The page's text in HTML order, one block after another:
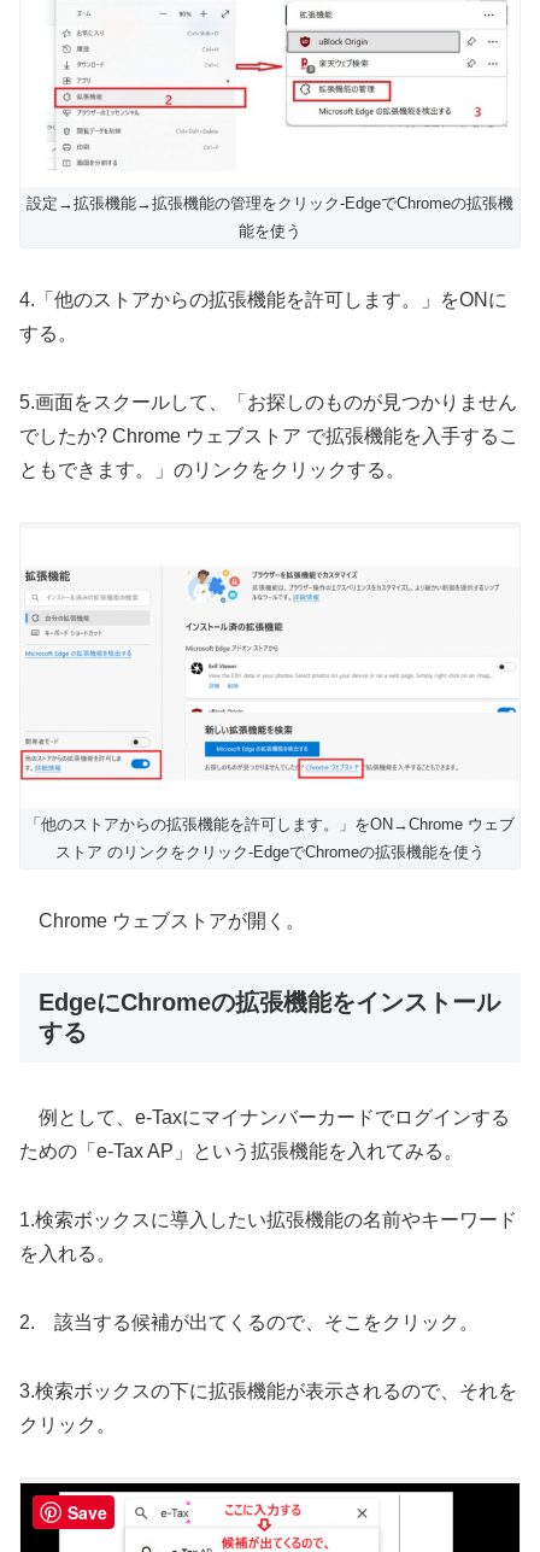
設定→拡張機能→拡張機能の管理をクリック-EdgeでChromeの拡張機
能を使う
4.「他のストアからの拡張機能を許可します。」をONに
する。
5.画面をスクールして、「お探しのものが見つかりません
でしたか? Chrome ウェブストア で拡張機能を入手するこ
ともできます。」のリンクをクリックする。
「他のストアからの拡張機能を許可します。」をON→Chrome ウェブ
ストア のリンクをクリック-EdgeでChromeの拡張機能を使う
Chrome ウェブストアが開く。
EdgeにChromeの拡張機能をインストール
する
例として、e-Taxにマイナンバーカードでログインする
ための「e-Tax AP」という拡張機能を入れてみる。
1.検索ボックスに導入したい拡張機能の名前やキーワード
を入れる。
2. 該当する候補が出てくるので、そこをクリック。
3.検索ボックスの下に拡張機能が表示されるので、それを
クリック。
Save